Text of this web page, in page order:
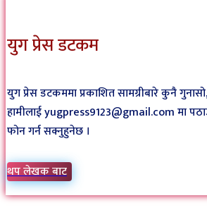
युग प्रेस डटकम
युग प्रेस डटकममा प्रकाशित सामग्रीबारे कुनै
हामीलाई yugpress9123@gmail.com मा
फोन गर्न सक्नुहुनेछ ।
थप लेखक बाट